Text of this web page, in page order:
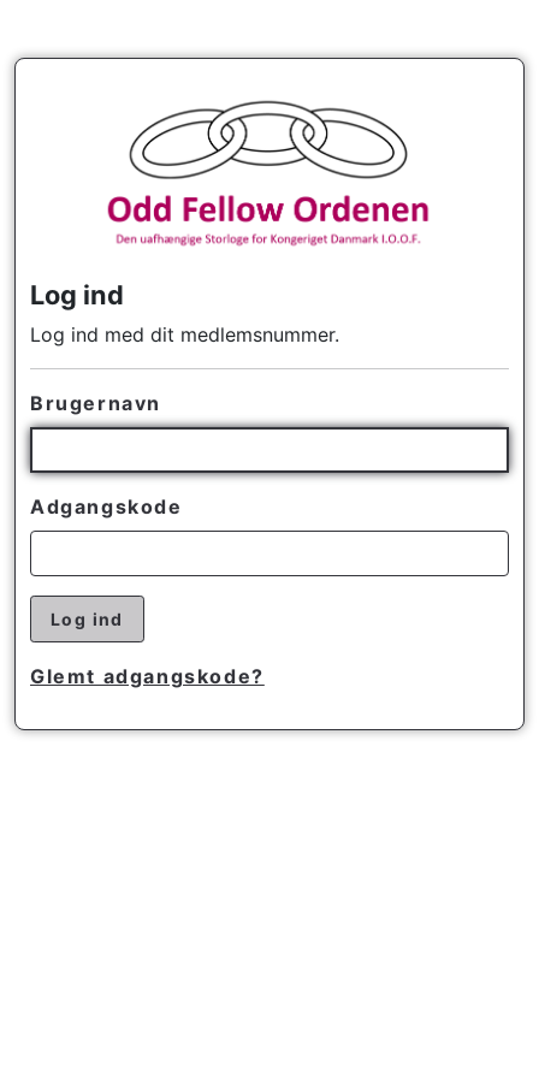
Log ind
Log ind med dit medlemsnummer.
Brugernavn
Adgangskode
Log ind
Glemt adgangskode?